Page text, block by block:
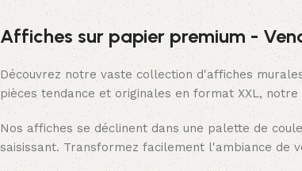
Affiches sur papier premium -
Découvrez notre vaste collection d'affiches
pièces tendance et originales en format XXL,
Nos affiches se déclinent dans une palette de
saisissant. Transformez facilement l'ambiance de